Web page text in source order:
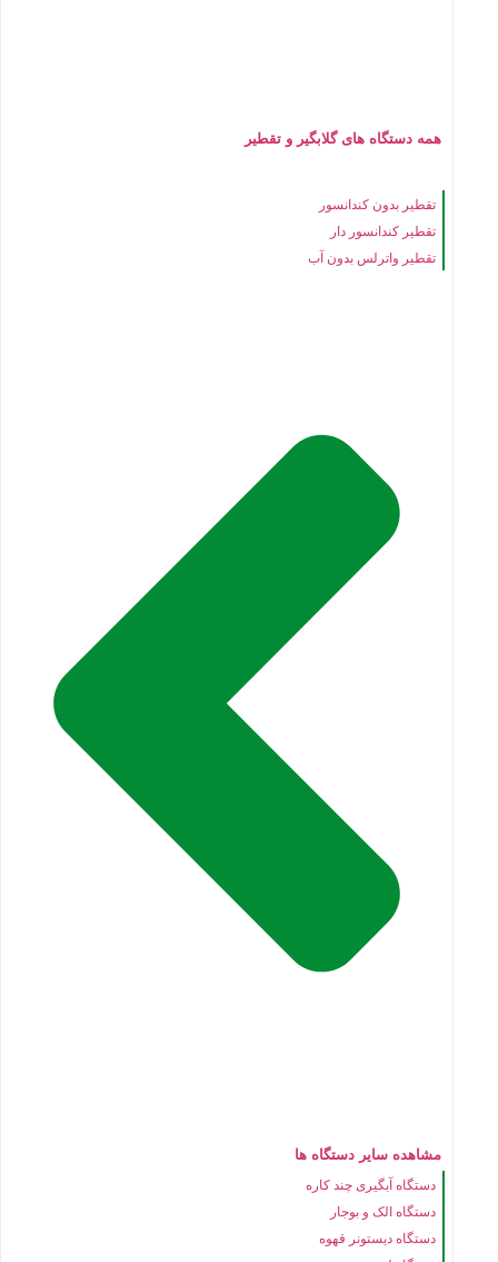
همه دستگاه های گلابگیر و تقطیر
تقطیر بدون کندانسور
تقطیر کندانسور دار
تقطیر واترلس بدون آب
مشاهده سایر دستگاه ها
دستگاه آبگیری چند کاره
دستگاه الک و بوجار
دستگاه دیستونر قهوه